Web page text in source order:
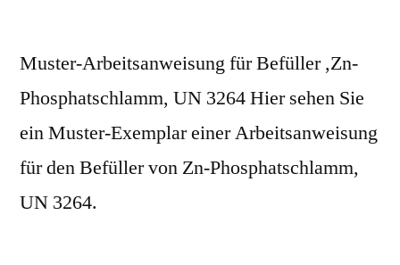
Muster-Arbeitsanweisung für Befüller ,Zn-
Phosphatschlamm, UN 3264 Hier sehen Sie
ein Muster-Exemplar einer Arbeitsanweisung
für den Befüller von Zn-Phosphatschlamm,
UN 3264.